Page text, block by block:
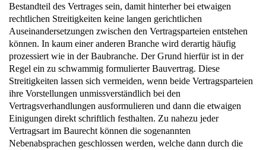
Bestandteil des Vertrages sein, damit hinterher bei etwaigen
rechtlichen Streitigkeiten keine langen gerichtlichen
Auseinandersetzungen zwischen den Vertragsparteien entstehen
können. In kaum einer anderen Branche wird derartig häufig
prozessiert wie in der Baubranche. Der Grund hierfür ist in der
Regel ein zu schwammig formulierter Bauvertrag. Diese
Streitigkeiten lassen sich vermeiden, wenn beide Vertragsparteien
ihre Vorstellungen unmissverständlich bei den
Vertragsverhandlungen ausformulieren und dann die etwaigen
Einigungen direkt schriftlich festhalten. Zu nahezu jeder
Vertragsart im Baurecht können die sogenannten
Nebenabsprachen geschlossen werden, welche dann durch die